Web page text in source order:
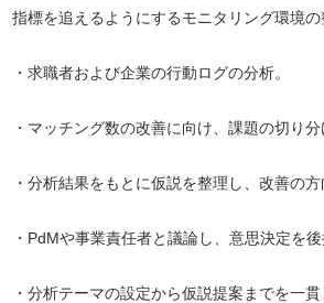
指標を追えるようにするモニタリング環境の
・求職者および企業の行動ログの分析。
・マッチング数の改善に向け、課題の切り分
・分析結果をもとに仮説を整理し、改善の方
・PdMや事業責任者と議論し、意思決定を後
・分析テーマの設定から仮説提案までを一貫